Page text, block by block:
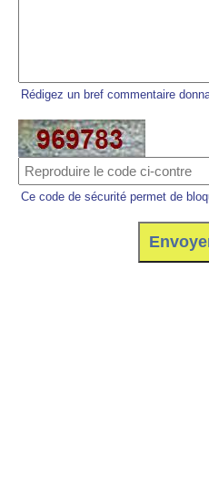
Rédigez un bref commentaire
Ce code de sécurité permet de